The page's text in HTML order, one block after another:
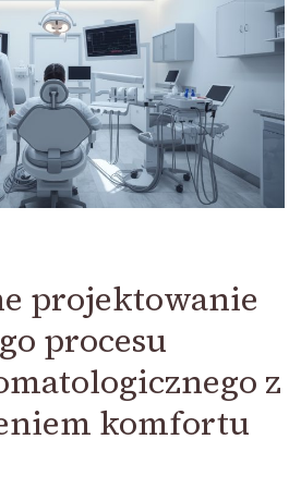
projektowanie
procesu
z
komfortu